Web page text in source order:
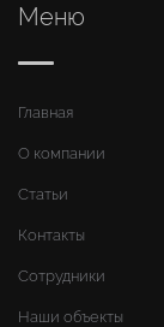
Меню
Главная
О компании
Статьи
Контакты
Сотрудники
Наши объекты